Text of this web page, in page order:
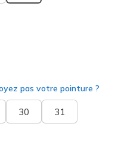
sélectionné
pas votre pointure ?
30 31